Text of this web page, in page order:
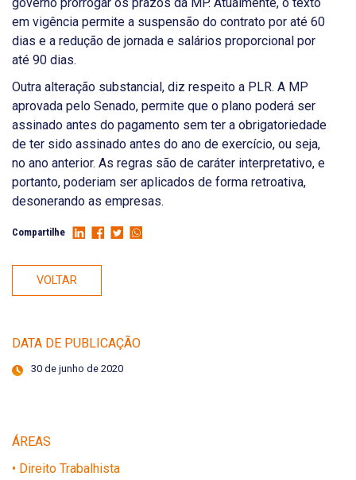
governo prorrogar os prazos da MP. Atualmente, o texto
em vigência permite a suspensão do contrato por até 60
dias e a redução de jornada e salários proporcional por
até 90 dias.
Outra alteração substancial, diz respeito a PLR. A MP
aprovada pelo Senado, permite que o plano poderá ser
assinado antes do pagamento sem ter a obrigatoriedade
de ter sido assinado antes do ano de exercício, ou seja,
no ano anterior. As regras são de caráter interpretativo, e
portanto, poderiam ser aplicados de forma retroativa,
desonerando as empresas.
Compartilhe
VOLTAR
DATA DE PUBLICAÇÃO
30 de junho de 2020
ÁREAS
• Direito Trabalhista